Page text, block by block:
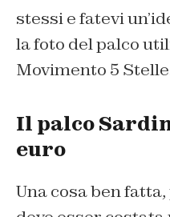
stessi e fatevi
la foto del palco
Movimento 5
Il palco
euro
Una cosa ben